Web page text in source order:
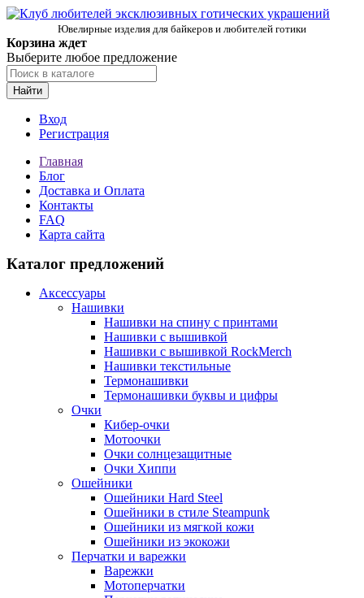
Ювелирные изделия для байкеров и любителей готики
Корзина ждет
Выберите любое предложение
Найти
Вход
Регистрация
Главная
Блог
Доставка и Оплата
Контакты
FAQ
Карта сайта
Каталог предложений
Аксессуары
Нашивки
Нашивки на спину с принтами
Нашивки с вышивкой
Нашивки с вышивкой RockMerch
Нашивки текстильные
Термонашивки
Термонашивки буквы и цифры
Очки
Кибер-очки
Мотоочки
Очки солнцезащитные
Очки Хиппи
Ошейники
Ошейники Hard Steel
Ошейники в стиле Steampunk
Ошейники из мягкой кожи
Ошейники из экокожи
Перчатки и варежки
Варежки
Мотоперчатки